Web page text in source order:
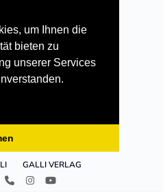
um Ihnen die
bieten zu
unserer Services
GALLI VERLAG
TelefonInstagramYouTube